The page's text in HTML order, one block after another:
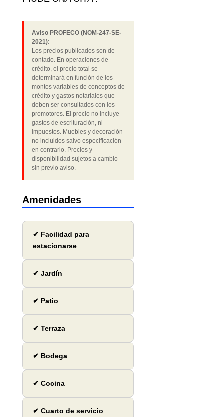
Aviso PROFECO (NOM-247-SE-
2021):
Los precios publicados son de
contado. En operaciones de
crédito, el precio total se
determinará en función de los
montos variables de conceptos de
crédito y gastos notariales que
deben ser consultados con los
promotores. El precio no incluye
gastos de escrituración, ni
impuestos. Muebles y decoración
no incluidos salvo especificación
en contrario. Precios y
disponibilidad sujetos a cambio
sin previo aviso.
Amenidades
✔ Facilidad para
estacionarse
✔ Jardín
✔ Patio
✔ Terraza
✔ Bodega
✔ Cocina
✔ Cuarto de servicio